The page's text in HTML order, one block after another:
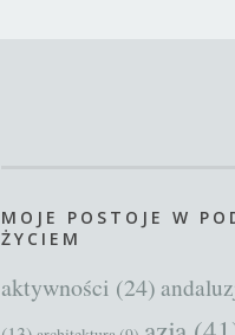
MOJE POSTOJE W
ŻYCIEM
aktywności (24)